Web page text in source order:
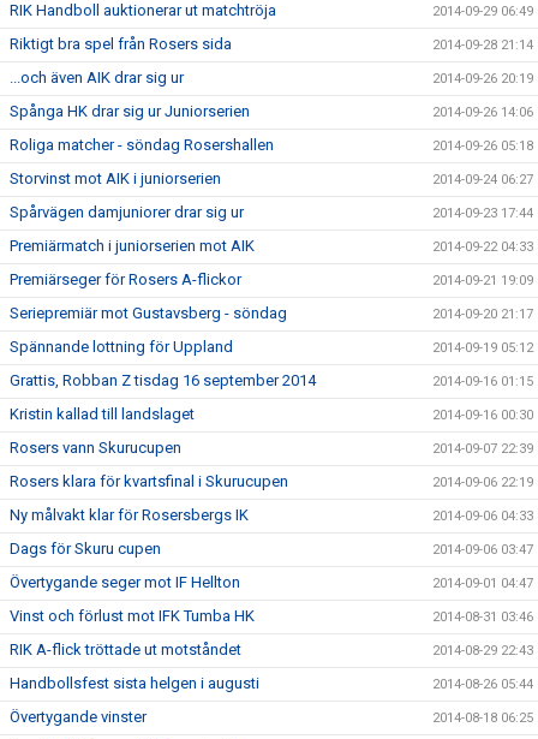
RIK Handboll auktionerar ut matchtröja 2014-09-29 06:49
Riktigt bra spel från Rosers sida 2014-09-28 21:14
...och även AIK drar sig ur 2014-09-26 20:19
Spånga HK drar sig ur Juniorserien 2014-09-26 14:06
Roliga matcher - söndag Rosershallen 2014-09-26 05:18
Storvinst mot AIK i juniorserien 2014-09-24 06:27
Spårvägen damjuniorer drar sig ur 2014-09-23 17:44
Premiärmatch i juniorserien mot AIK 2014-09-22 04:33
Premiärseger för Rosers A-flickor 2014-09-21 19:09
Seriepremiär mot Gustavsberg - söndag 2014-09-20 21:17
Spännande lottning för Uppland 2014-09-19 05:12
Grattis, Robban Z tisdag 16 september 2014 2014-09-16 01:15
Kristin kallad till landslaget 2014-09-16 00:30
Rosers vann Skurucupen 2014-09-07 22:39
Rosers klara för kvartsfinal i Skurucupen 2014-09-06 22:19
Ny målvakt klar för Rosersbergs IK 2014-09-06 04:33
Dags för Skuru cupen 2014-09-06 03:47
Övertygande seger mot IF Hellton 2014-09-01 04:47
Vinst och förlust mot IFK Tumba HK 2014-08-31 03:46
RIK A-flick tröttade ut motståndet 2014-08-29 22:43
Handbollsfest sista helgen i augusti 2014-08-26 05:44
Övertygande vinster 2014-08-18 06:25